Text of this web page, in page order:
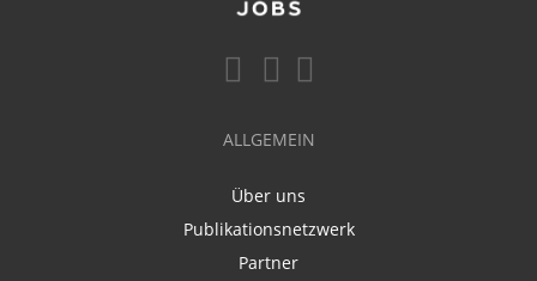
ALLGEMEIN
Über uns
Publikationsnetzwerk
Partner